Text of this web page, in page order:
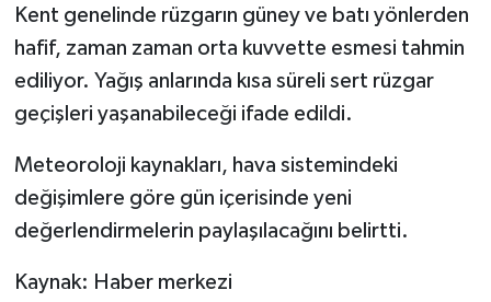
Kent genelinde rüzgarın güney ve batı yönlerden
hafif, zaman zaman orta kuvvette esmesi tahmin
ediliyor. Yağış anlarında kısa süreli sert rüzgar
geçişleri yaşanabileceği ifade edildi.
Meteoroloji kaynakları, hava sistemindeki
değişimlere göre gün içerisinde yeni
değerlendirmelerin paylaşılacağını belirtti.
Kaynak: Haber merkezi